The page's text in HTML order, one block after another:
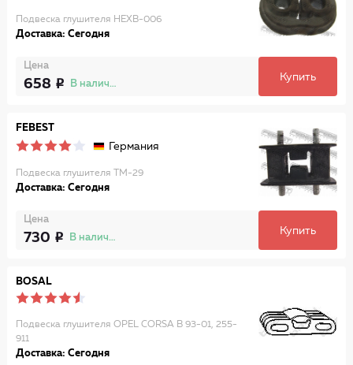
Подвеска глушителя HEXB-006
Доставка: Сегодня
Цена
658 В наличии
Купить
FEBEST
Германия
Подвеска глушителя TM-29
Доставка: Сегодня
Цена
730 В наличии
Купить
BOSAL
Подвеска глушителя OPEL CORSA B 93-01, 255-
911
Доставка: Сегодня